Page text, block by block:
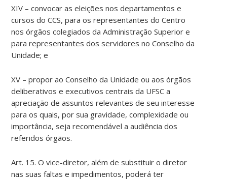
XIV – convocar as eleições nos departamentos e
cursos do CCS, para os representantes do Centro
nos órgãos colegiados da Administração Superior e
para representantes dos servidores no Conselho da
Unidade; e
XV – propor ao Conselho da Unidade ou aos órgãos
deliberativos e executivos centrais da UFSC a
apreciação de assuntos relevantes de seu interesse
para os quais, por sua gravidade, complexidade ou
importância, seja recomendável a audiência dos
referidos órgãos.
Art. 15. O vice-diretor, além de substituir o diretor
nas suas faltas e impedimentos, poderá ter